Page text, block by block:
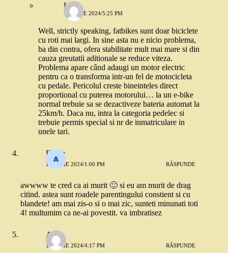
Little
18 IUNIE 2024/5:25 PM
Well, strictly speaking, fatbikes sunt doar biciclete
cu roti mai largi. In sine asta nu e nicio problema,
ba din contra, ofera stabilitate mult mai mare si din
cauza greutatii aditionale se reduce viteza.
Problema apare când adaugi un motor electric
pentru ca o transforma intr-un fel de motocicleta
cu pedale. Pericolul creste bineinteles direct
proportional cu puterea motorului… la un e-bike
normal trebuie sa se dezactiveze bateria automat la
25km/h. Daca nu, intra la categoria pedelec si
trebuie permis special si nr de inmatriculare in
unele tari.
Diana
18 IUNIE 2024/1:00 PM RĂSPUNDE
awwww te cred ca ai murit 🙂 si eu am murit de drag
citind. astea sunt roadele parentingului constient si cu
blandete! am mai zis-o si o mai zic, sunteti minunati toti
4! multumim ca ne-ai povestit. va imbratisez
Alina
18 IUNIE 2024/4:17 PM RĂSPUNDE